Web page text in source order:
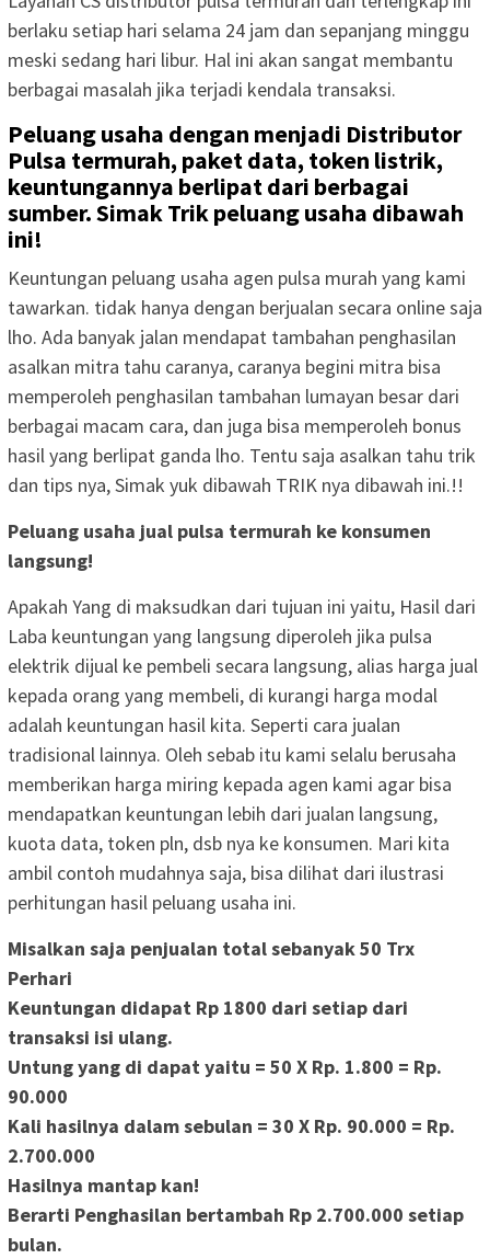
berlaku setiap hari selama 24 jam dan sepanjang minggu
meski sedang hari libur. Hal ini akan sangat membantu
berbagai masalah jika terjadi kendala transaksi.
Peluang usaha dengan menjadi Distributor
Pulsa termurah, paket data, token listrik,
keuntungannya berlipat dari berbagai
sumber. Simak Trik peluang usaha dibawah
ini!
Keuntungan peluang usaha agen pulsa murah yang kami
tawarkan. tidak hanya dengan berjualan secara online saja
lho. Ada banyak jalan mendapat tambahan penghasilan
asalkan mitra tahu caranya, caranya begini mitra bisa
memperoleh penghasilan tambahan lumayan besar dari
berbagai macam cara, dan juga bisa memperoleh bonus
hasil yang berlipat ganda lho. Tentu saja asalkan tahu trik
dan tips nya, Simak yuk dibawah TRIK nya dibawah ini.!!
Peluang usaha jual pulsa termurah ke konsumen
langsung!
Apakah Yang di maksudkan dari tujuan ini yaitu, Hasil dari
Laba keuntungan yang langsung diperoleh jika pulsa
elektrik dijual ke pembeli secara langsung, alias harga jual
kepada orang yang membeli, di kurangi harga modal
adalah keuntungan hasil kita. Seperti cara jualan
tradisional lainnya. Oleh sebab itu kami selalu berusaha
memberikan harga miring kepada agen kami agar bisa
mendapatkan keuntungan lebih dari jualan langsung,
kuota data, token pln, dsb nya ke konsumen. Mari kita
ambil contoh mudahnya saja, bisa dilihat dari ilustrasi
perhitungan hasil peluang usaha ini.
Misalkan saja penjualan total sebanyak 50 Trx
Perhari
Keuntungan didapat Rp 1800 dari setiap dari
transaksi isi ulang.
Untung yang di dapat yaitu = 50 X Rp. 1.800 = Rp.
90.000
Kali hasilnya dalam sebulan = 30 X Rp. 90.000 = Rp.
2.700.000
Hasilnya mantap kan!
Berarti Penghasilan bertambah Rp 2.700.000 setiap
bulan.